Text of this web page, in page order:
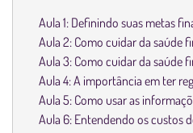
Aula 1: Definindo suas metas
Aula 2: Como cuidar da saúde
Aula 3: Como cuidar da saúde
Aula 4: A importância em ter
Aula 5: Como usar as
Aula 6: Entendendo os custos